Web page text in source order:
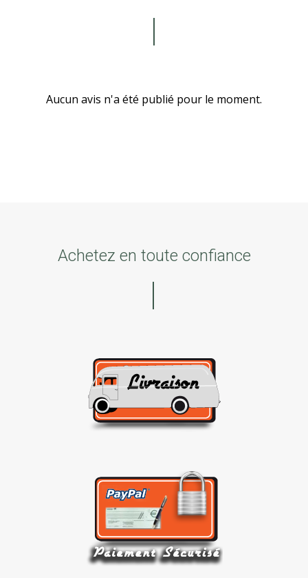
Aucun avis n'a été publié pour le moment.
Achetez en toute confiance